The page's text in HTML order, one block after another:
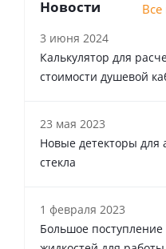
Новости Все
3 июня 2024
Калькулятор для
стоимости душевой
23 мая 2023
Новые детекторы для
стекла
1 февраля 2023
Большое поступление